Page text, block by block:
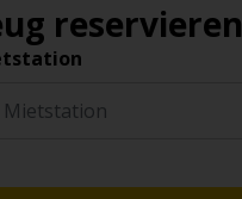
reservieren